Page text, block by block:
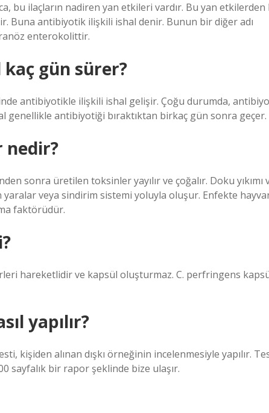
bu ilaçların nadiren yan etkileri vardır. Bu yan etkilerden
Buna antibiyotik ilişkili ishal denir. Bunun bir diğer adı
enterokolittir.
gün sürer?
antibiyotikle ilişkili ishal gelişir. Çoğu durumda,
genellikle antibiyotiği bıraktıktan birkaç gün sonra geçer.
nedir?
sonra üretilen toksinler yayılır ve çoğalır. Doku yıkımı
veya sindirim sistemi yoluyla oluşur. Enfekte
faktörüdür.
hareketlidir ve kapsül oluşturmaz. C. perfringens
yapılır?
kişiden alınan dışkı örneğinin incelenmesiyle yapılır.
sayfalık bir rapor şeklinde bize ulaşır.